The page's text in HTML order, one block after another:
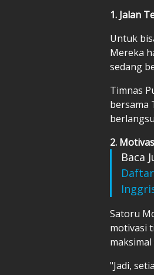
1. Jalan
Untuk
Mereka
sedang
Timnas
bersama
2.
Baca
Satoru
motivasi
"Jadi,